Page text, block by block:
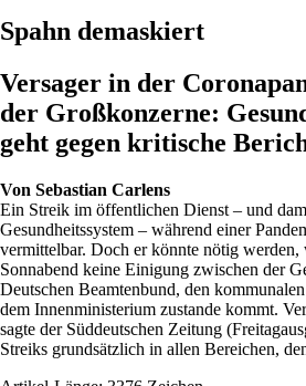
Spahn demaskiert
Versager in der
der Großkonzerne:
geht gegen kritische
Von Sebastian Carlens
Ein Streik im öffentlichen Dienst – und
Gesundheitssystem – während einer
vermittelbar. Doch er könnte nötig werden,
Sonnabend keine Einigung zwischen der
Deutschen Beamtenbund, den
dem Innenministerium zustande kommt.
sagte der Süddeutschen Zeitung
Streiks grundsätzlich in allen Bereichen,